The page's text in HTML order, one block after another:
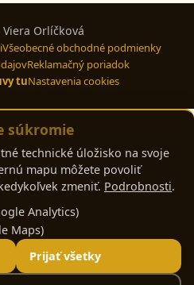
Viera Orlíčková
Všeobecné obchodné podmienky
Reklamačný poriadok
tuNastavenia cookies
súkromie
technické úložisko na svoje
mapu môžete povoliť
zmeniť. Podrobnosti.
Analytics)
Maps)
Prijať všetky